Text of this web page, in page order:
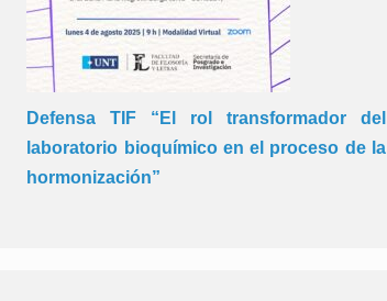
Defensa TIF “El rol transformador del
laboratorio bioquímico en el proceso de la
hormonización”